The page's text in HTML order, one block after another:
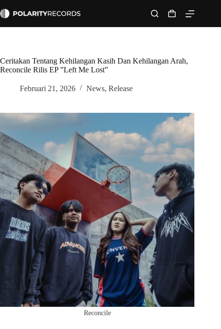
to
Shopping
cart
Ceritakan Tentang Kehilangan Kasih Dan Kehilangan Arah,
Reconcile Rilis EP ”Left Me Lost”
Februari 21, 2026 News, Release
Reconcile